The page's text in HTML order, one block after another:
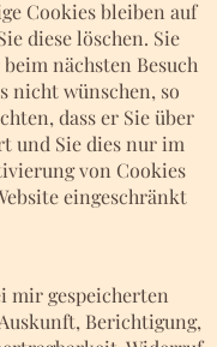
Cookies bleiben auf
diese löschen. Sie
nächsten Besuch
nicht wünschen, so
dass er Sie über
und Sie dies nur im
von Cookies
eingeschränkt
mir gespeicherten
Berichtigung,